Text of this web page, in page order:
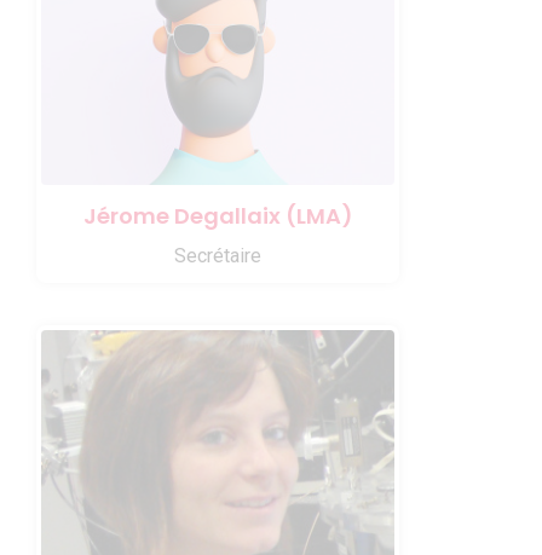
Jérome Degallaix (LMA)
Secrétaire